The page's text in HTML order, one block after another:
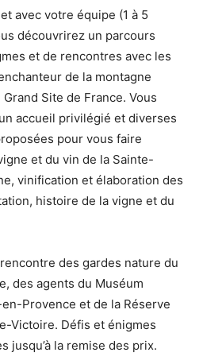
avec votre équipe (1 à 5
découvrirez un parcours
et de rencontres avec les
de la montagne
Site de France. Vous
accueil privilégié et diverses
pour vous faire
et du vin de la Sainte-
vinification et élaboration des
histoire de la vigne et du
des gardes nature du
des agents du Muséum
en-Provence et de la Réserve
Victoire. Défis et énigmes
jusqu’à la remise des prix.